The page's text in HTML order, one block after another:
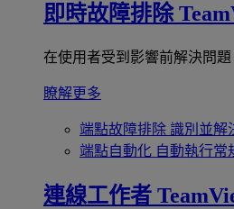
即時故障排除
在使用者受到影響前解決問題
瞭解更多
端點故障排除 識別並解
端點自動化 自動執行常
連線工作者